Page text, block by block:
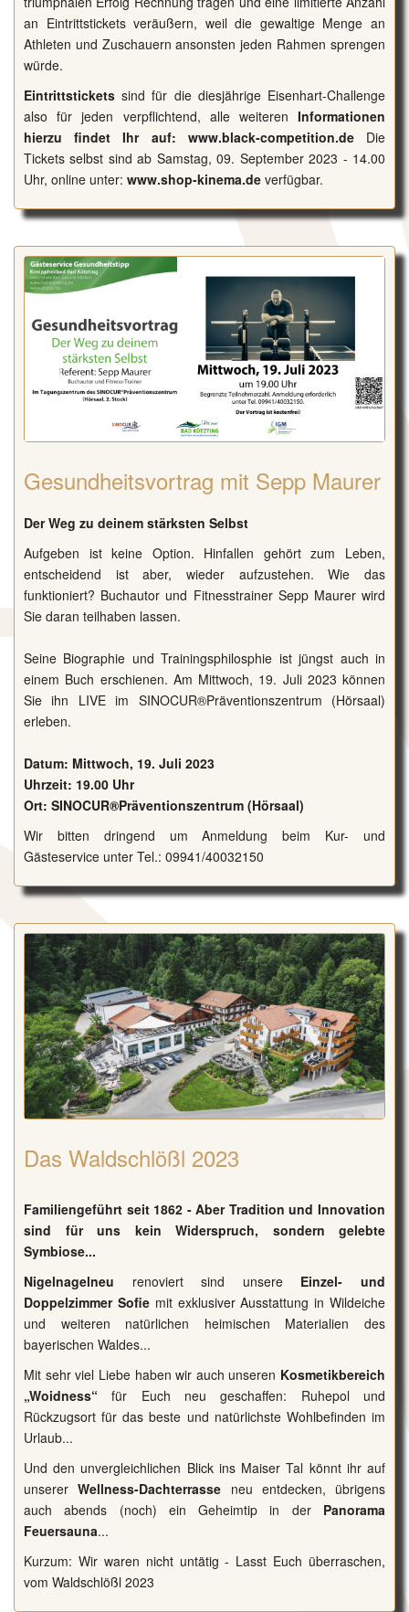
an Eintrittstickets veräußern, weil die gewaltige Menge an
Athleten und Zuschauern ansonsten jeden Rahmen sprengen
würde.
Eintrittstickets sind für die diesjährige Eisenhart-Challenge
also für jeden verpflichtend, alle weiteren Informationen
hierzu findet Ihr auf: www.black-competition.deDie
Tickets selbst sind ab Samstag, 09. September 2023 - 14.00
Uhr, online unter: www.shop-kinema.de verfügbar.
Gesundheitsvortrag mit Sepp Maurer
Der Weg zu deinem stärksten Selbst
Aufgeben ist keine Option. Hinfallen gehört zum Leben,
entscheidend ist aber, wieder aufzustehen. Wie das
funktioniert? Buchautor und Fitnesstrainer Sepp Maurer wird
Sie daran teilhaben lassen.
Seine Biographie und Trainingsphilosphie ist jüngst auch in
einem Buch erschienen. Am Mittwoch, 19. Juli 2023 können
Sie ihn LIVE im SINOCUR®Präventionszentrum (Hörsaal)
erleben.
Datum: Mittwoch, 19. Juli 2023
Uhrzeit: 19.00 Uhr
Ort: SINOCUR®Präventionszentrum (Hörsaal)
Wir bitten dringend um Anmeldung beim Kur- und
Gästeservice unter Tel.: 09941/40032150
Das Waldschlößl 2023
Familiengeführt seit 1862 - Aber Tradition und Innovation
sind für uns kein Widerspruch, sondern gelebte
Symbiose...
Nigelnagelneu renoviert sind unsere Einzel- und
Doppelzimmer Sofiemit exklusiver Ausstattung in Wildeiche
und weiteren natürlichen heimischen Materialien des
bayerischen Waldes...
Mit sehr viel Liebe haben wir auch unseren Kosmetikbereich
„Woidness“ für Euch neu geschaffen: Ruhepol und
Rückzugsort für das beste und natürlichste Wohlbefinden im
Urlaub...
Und den unvergleichlichen Blick ins Maiser Tal könnt ihr auf
unsererWellness-Dachterrasse neu entdecken, übrigens
auch abends (noch) ein Geheimtip in der Panorama
Feuersauna...
Kurzum: Wir waren nicht untätig - Lasst Euch überraschen,
vom Waldschlößl 2023